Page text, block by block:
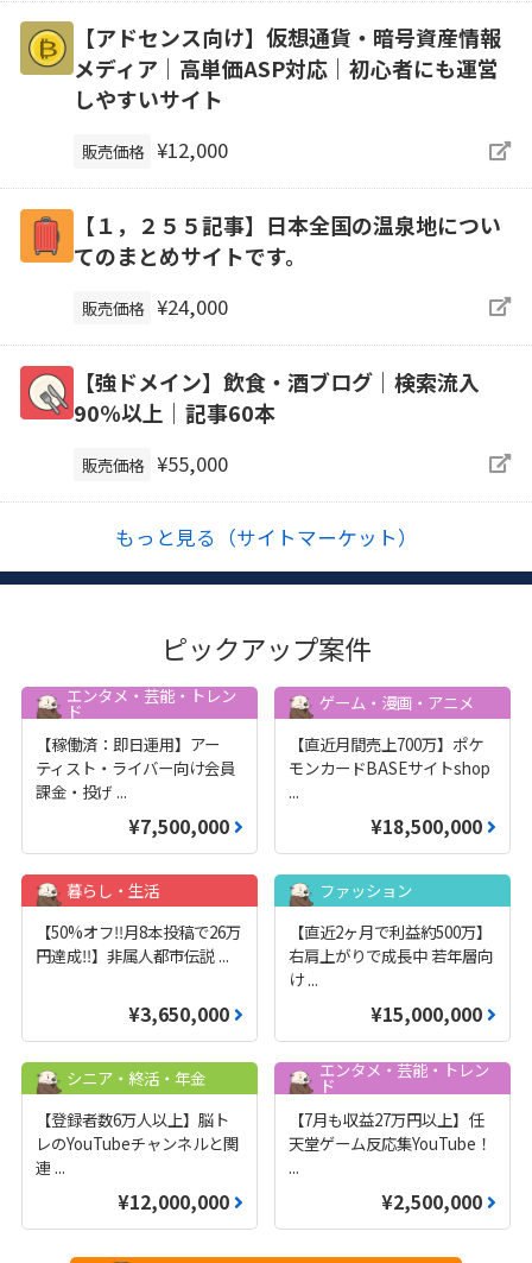
【アドセンス向け】仮想通貨・暗号資産情報
メディア｜高単価ASP対応｜初心者にも運営
しやすいサイト
販売価格 ¥12,000
【１，２５５記事】日本全国の温泉地につい
てのまとめサイトです。
販売価格 ¥24,000
【強ドメイン】飲食・酒ブログ｜検索流入
90％以上｜記事60本
販売価格 ¥55,000
もっと見る（サイトマーケット）
ピックアップ案件
エンタメ・芸能・トレン
ド
【稼働済：即日運用】アー
ティスト・ライバー向け会員
課金・投げ ...
¥7,500,000
ゲーム・漫画・アニメ
【直近月間売上700万】ポケ
モンカードBASEサイトshop
...
¥18,500,000
暮らし・生活
【50%オフ‼️月8本投稿で26万
円達成‼️】非属人都市伝説 ...
¥3,650,000
ファッション
【直近2ヶ月で利益約500万】
右肩上がりで成長中 若年層向
け...
¥15,000,000
シニア・終活・年金
【登録者数6万人以上】脳ト
レのYouTubeチャンネルと関
連 ...
¥12,000,000
エンタメ・芸能・トレン
ド
【7月も収益27万円以上】任
天堂ゲーム反応集YouTube！
...
¥2,500,000